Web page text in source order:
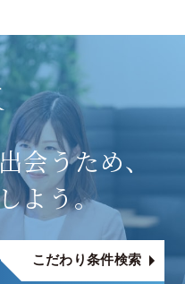
会うため、
よう。
こだわり条件検索